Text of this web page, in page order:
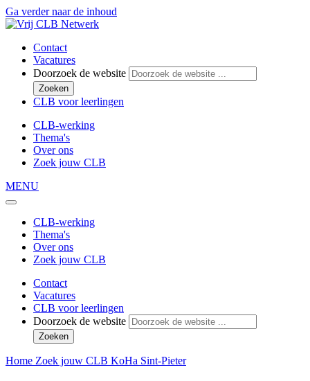
Ga verder naar de inhoud
Contact
Vacatures
Doorzoek de website
Zoeken
CLB voor leerlingen
CLB-werking
Thema's
Over ons
Zoek jouw CLB
MENU
CLB-werking
Thema's
Over ons
Zoek jouw CLB
Contact
Vacatures
CLB voor leerlingen
Doorzoek de website
Zoeken
Home Zoek jouw CLB KoHa Sint-Pieter